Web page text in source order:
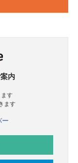
内
す
ます
ー